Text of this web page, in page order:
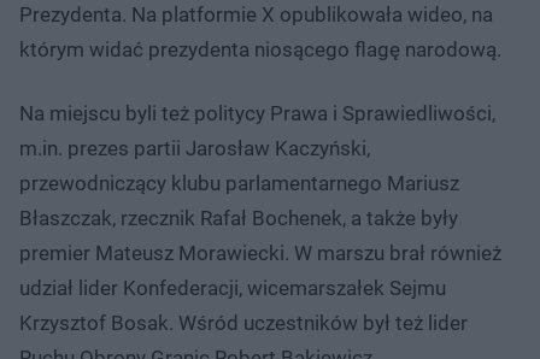
Prezydenta. Na platformie X opublikowała wideo, na
którym widać prezydenta niosącego flagę narodową.
Na miejscu byli też politycy Prawa i Sprawiedliwości,
m.in. prezes partii Jarosław Kaczyński,
przewodniczący klubu parlamentarnego Mariusz
Błaszczak, rzecznik Rafał Bochenek, a także były
premier Mateusz Morawiecki. W marszu brał również
udział lider Konfederacji, wicemarszałek Sejmu
Krzysztof Bosak. Wśród uczestników był też lider